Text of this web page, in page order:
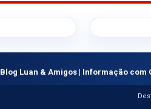
Blog Luan & Amigos | Informação